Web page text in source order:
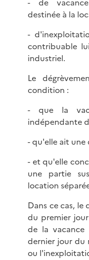
- de
destinée à la
-
contribuable
industriel.
Le
condition :
- que la
indépendante
- qu'elle ait une
- et qu'elle
une partie
location
Dans ce cas,
du premier
de la
dernier jour du
ou